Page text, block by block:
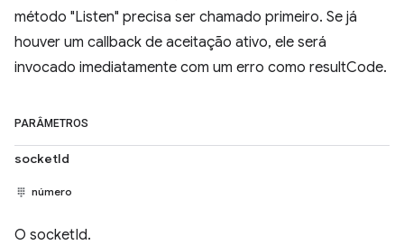
método "Listen" precisa ser chamado primeiro. Se já
houver um callback de aceitação ativo, ele será
invocado imediatamente com um erro como resultCode.
PARÂMETROS
socketId
número
O socketId.